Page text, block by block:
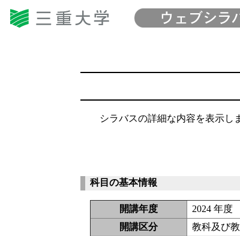
シラバスの詳細な内容を表示し
科目の基本情報
開講年度
2024 年度
開講区分
教科及び